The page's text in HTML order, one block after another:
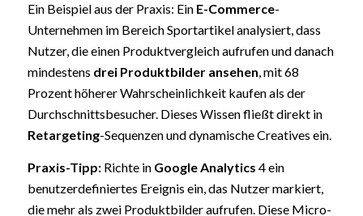
Ein Beispiel aus der Praxis: Ein E-Commerce-
Unternehmen im Bereich Sportartikel analysiert, dass
Nutzer, die einen Produktvergleich aufrufen und danach
mindestens drei Produktbilder ansehen, mit 68
Prozent höherer Wahrscheinlichkeit kaufen als der
Durchschnittsbesucher. Dieses Wissen fließt direkt in
Retargeting-Sequenzen und dynamische Creatives ein.
Praxis-Tipp:Richte in Google Analytics 4 ein
benutzerdefiniertes Ereignis ein, das Nutzer markiert,
die mehr als zwei Produktbilder aufrufen. Diese Micro-